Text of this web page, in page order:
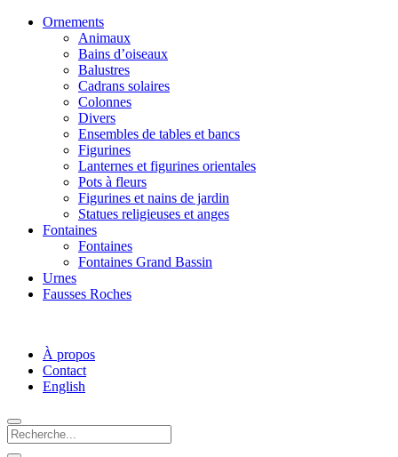
Ornements
Animaux
Bains d’oiseaux
Balustres
Cadrans solaires
Colonnes
Divers
Ensembles de tables et bancs
Figurines
Lanternes et figurines orientales
Pots à fleurs
Figurines et nains de jardin
Statues religieuses et anges
Fontaines
Fontaines
Fontaines Grand Bassin
Urnes
Fausses Roches
À propos
Contact
English